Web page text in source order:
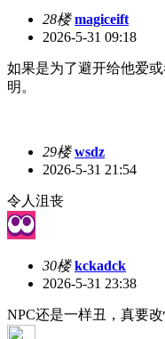
28楼 magiceift
2026-5-31 09:18
如果是为了避开给他爱
明。
29楼 wsdz
2026-5-31 21:54
令人沮丧
30楼 kckadck
2026-5-31 23:38
NPC还是一样丑，真要